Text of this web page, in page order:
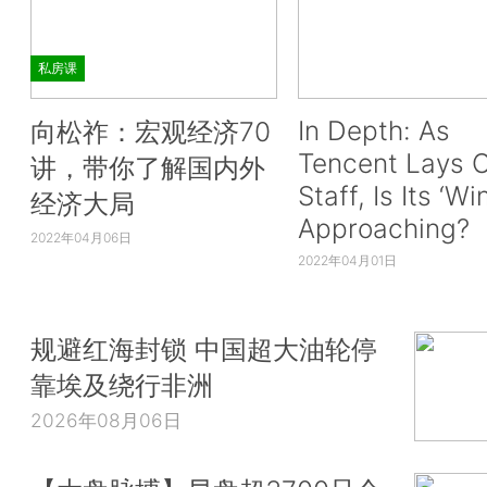
私房课
向松祚：宏观经济70
讲，带你了解国内外
经济大局
2022年04月06日
In Depth: As
Tencent Lays
Staff, Is Its
Approaching?
2022年04月01日
规避红海封锁 中国超大油轮停
靠埃及绕行非洲
2026年08月06日